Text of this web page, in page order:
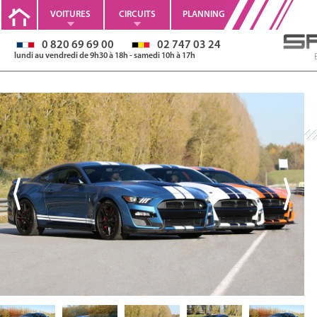
VOITURES CIRCUITS PLANNING
0 820 69 69 00 02 747 03 24
lundi au vendredi de 9h30 à 18h - samedi 10h à 17h